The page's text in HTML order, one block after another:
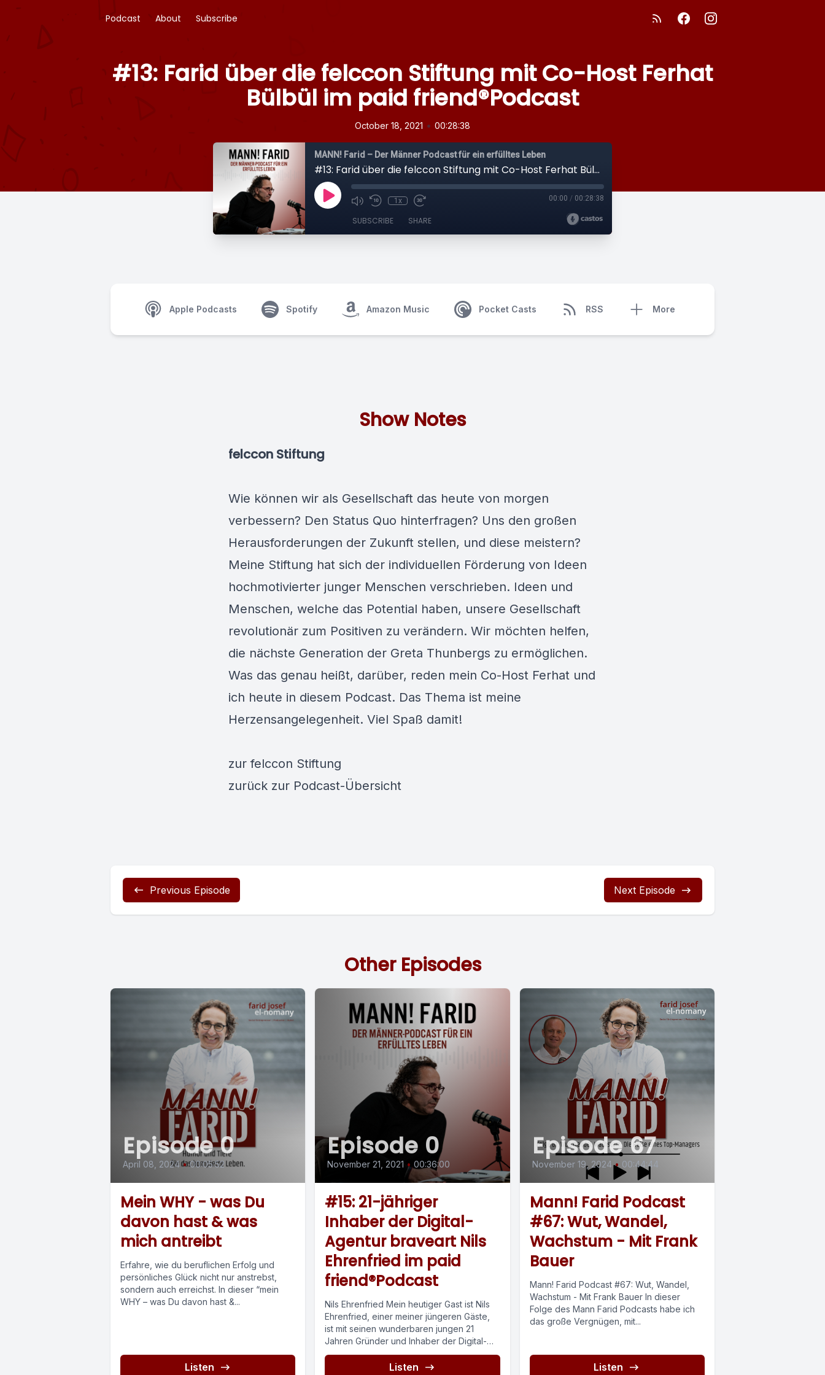
Podcast About Subscribe
#13: Farid über die felccon Stiftung mit Co-Host Ferhat
Bülbül im paid friend®Podcast
October 18, 2021 • 00:28:38
MANN! Farid – Der Männer Podcast für ein erfülltes Leben
#13: Farid über die felccon Stiftung mit Co-Host Ferhat Bülbül im paid friend®Podcast
1x 00:00 / 00:28:38
SUBSCRIBE SHARE
Apple Podcasts Spotify Amazon Music Pocket Casts RSS More
Show Notes
felccon Stiftung
Wie können wir als Gesellschaft das heute von morgen
verbessern? Den Status Quo hinterfragen? Uns den großen
Herausforderungen der Zukunft stellen, und diese meistern?
Meine Stiftung hat sich der individuellen Förderung von Ideen
hochmotivierter junger Menschen verschrieben. Ideen und
Menschen, welche das Potential haben, unsere Gesellschaft
revolutionär zum Positiven zu verändern. Wir möchten helfen,
die nächste Generation der Greta Thunbergs zu ermöglichen.
Was das genau heißt, darüber, reden mein Co-Host Ferhat und
ich heute in diesem Podcast. Das Thema ist meine
Herzensangelegenheit. Viel Spaß damit!
zurfelccon Stiftung
zurück zur Podcast-Übersicht
Previous Episode Next Episode
Other Episodes
Episode 0
April 08, 2024 • 00:05:52
Mein WHY - was Du
davon hast & was
mich antreibt
Erfahre, wie du beruflichen Erfolg und
persönliches Glück nicht nur anstrebst,
sondern auch erreichst. In dieser “mein
WHY – was Du davon hast &...
Listen
Episode 0
November 21, 2021 • 00:36:00
#15: 21-jähriger
Inhaber der Digital-
Agentur braveart Nils
Ehrenfried im paid
friend®Podcast
Nils Ehrenfried Mein heutiger Gast ist Nils
Ehrenfried, einer meiner jüngeren Gäste,
ist mit seinen wunderbaren jungen 21
Jahren Gründer und Inhaber der Digital-
Agentur...
Listen
Episode 67
November 19, 2024 • 00:44:44
Mann! Farid Podcast
#67: Wut, Wandel,
Wachstum - Mit Frank
Bauer
Mann! Farid Podcast #67: Wut, Wandel,
Wachstum - Mit Frank Bauer In dieser
Folge des Mann Farid Podcasts habe ich
das große Vergnügen, mit...
Listen